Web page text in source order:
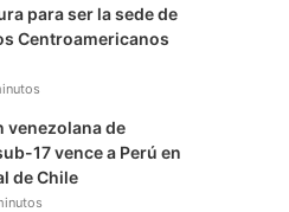
para ser la sede de
Centroamericanos
venezolana de
17 vence a Perú en
de Chile